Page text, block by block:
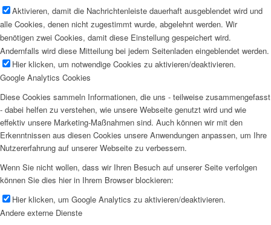
Aktivieren, damit die Nachrichtenleiste dauerhaft ausgeblendet wird und
alle Cookies, denen nicht zugestimmt wurde, abgelehnt werden. Wir
benötigen zwei Cookies, damit diese Einstellung gespeichert wird.
Andernfalls wird diese Mitteilung bei jedem Seitenladen eingeblendet werden.
Hier klicken, um notwendige Cookies zu aktivieren/deaktivieren.
Google Analytics Cookies
Diese Cookies sammeln Informationen, die uns - teilweise zusammengefasst
- dabei helfen zu verstehen, wie unsere Webseite genutzt wird und wie
effektiv unsere Marketing-Maßnahmen sind. Auch können wir mit den
Erkenntnissen aus diesen Cookies unsere Anwendungen anpassen, um Ihre
Nutzererfahrung auf unserer Webseite zu verbessern.
Wenn Sie nicht wollen, dass wir Ihren Besuch auf unserer Seite verfolgen
können Sie dies hier in Ihrem Browser blockieren:
Hier klicken, um Google Analytics zu aktivieren/deaktivieren.
Andere externe Dienste